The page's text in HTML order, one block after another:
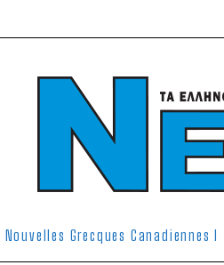
Nouvelles Grecques Canadiennes I